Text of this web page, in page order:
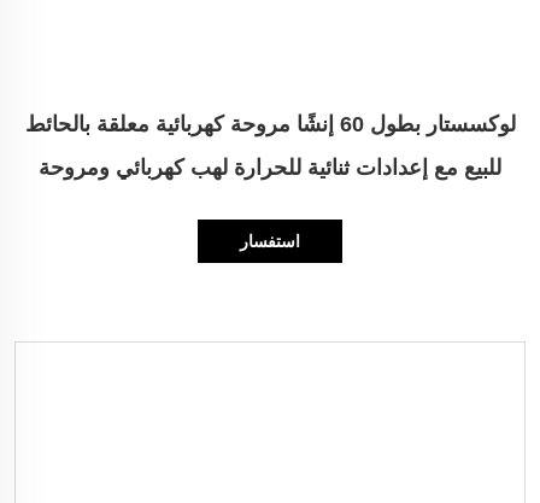
لوكسستار بطول 60 إنشًا مروحة كهربائية معلقة بالحائط
للبيع مع إعدادات ثنائية للحرارة لهب كهربائي ومروحة
استفسار